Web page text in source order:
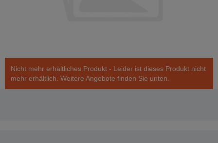
Nicht mehr erhältliches Produkt - Leider ist dieses Produkt nicht
mehr erhältlich. Weitere Angebote finden Sie unten.